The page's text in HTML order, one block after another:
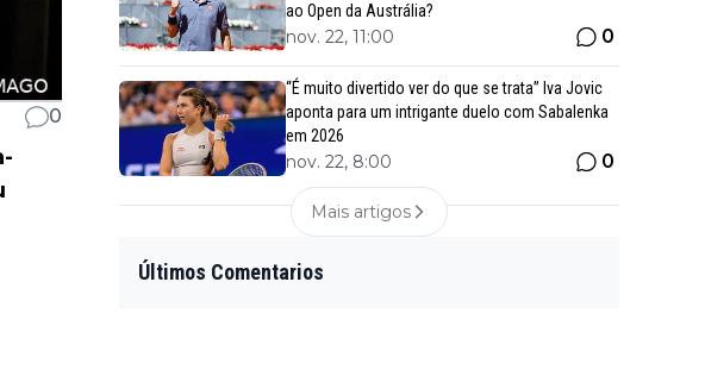
0
ao Open da Austrália?
nov. 22, 11:00 0
“É muito divertido ver do que se trata” Iva Jovic
aponta para um intrigante duelo com Sabalenka
em 2026
nov. 22, 8:00 0
Mais artigos
Últimos Comentarios